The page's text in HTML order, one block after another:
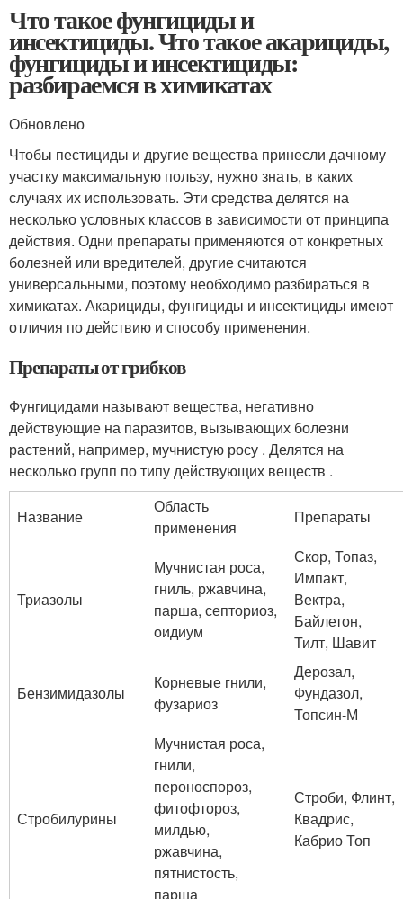
Что такое фунгициды и
инсектициды. Что такое акарициды,
фунгициды и инсектициды:
разбираемся в химикатах
Обновлено
Чтобы пестициды и другие вещества принесли дачному
участку максимальную пользу, нужно знать, в каких
случаях их использовать. Эти средства делятся на
несколько условных классов в зависимости от принципа
действия. Одни препараты применяются от конкретных
болезней или вредителей, другие считаются
универсальными, поэтому необходимо разбираться в
химикатах. Акарициды, фунгициды и инсектициды имеют
отличия по действию и способу применения.
Препараты от грибков
Фунгицидами называют вещества, негативно
действующие на паразитов, вызывающих болезни
растений, например, мучнистую росу . Делятся на
несколько групп по типу действующих веществ .
Название
Область
применения
Препараты
Триазолы
Мучнистая роса,
гниль, ржавчина,
парша, септориоз,
оидиум
Скор, Топаз,
Импакт,
Вектра,
Байлетон,
Тилт, Шавит
Бензимидазолы
Корневые гнили,
фузариоз
Дерозал,
Фундазол,
Топсин-М
Стробилурины
Мучнистая роса,
гнили,
пероноспороз,
фитофтороз,
милдью,
ржавчина,
пятнистость,
парша
Строби, Флинт,
Квадрис,
Кабрио Топ